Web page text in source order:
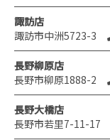
諏訪店
諏訪市中洲5723-3
長野柳原店
長野市柳原1888-2
長野大橋店
長野市若里7-11-17